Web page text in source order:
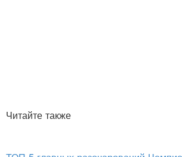
Читайте также